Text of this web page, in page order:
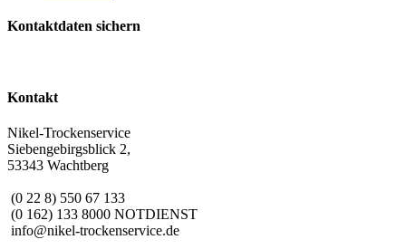
Kontaktdaten sichern
Kontakt
Nikel-Trockenservice
Siebengebirgsblick 2,
53343 Wachtberg
(0 22 8) 550 67 133
(0 162) 133 8000 NOTDIENST
info@nikel-trockenservice.de